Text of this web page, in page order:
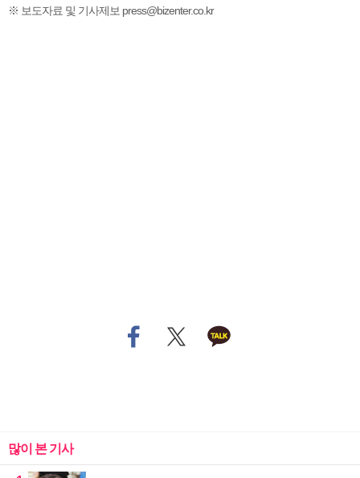
※ 보도자료 및 기사제보 press@bizenter.co.kr
많이 본 기사